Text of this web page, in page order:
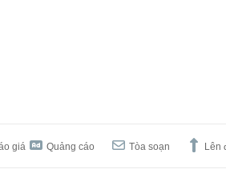
giá Quảng cáo Tòa soạn Lên